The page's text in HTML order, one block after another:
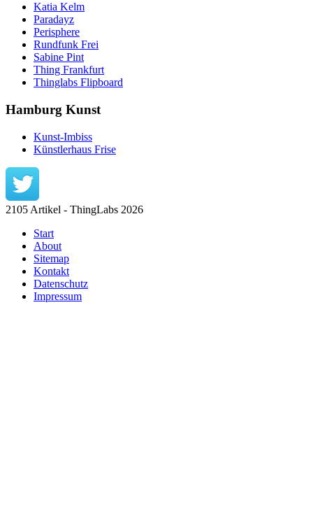
Katia Kelm
Paradayz
Perisphere
Rundfunk Frei
Sabine Pint
Thing Frankfurt
Thinglabs Flipboard
Hamburg Kunst
Kunst-Imbiss
Künstlerhaus Frise
2105 Artikel - ThingLabs 2026
Start
About
Sitemap
Kontakt
Datenschutz
Impressum